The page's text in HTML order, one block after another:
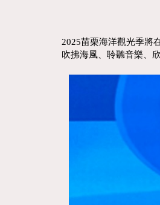
2025苗栗海洋觀光季將
吹拂海風、聆聽音樂、